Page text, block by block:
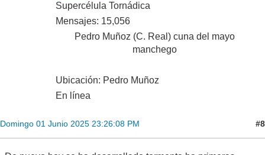
Supercélula Tornádica
Mensajes: 15,056
Pedro Muñoz (C. Real) cuna del mayo
manchego
Ubicación: Pedro Muñoz
En línea
Domingo 01 Junio 2025 23:26:08 PM #8